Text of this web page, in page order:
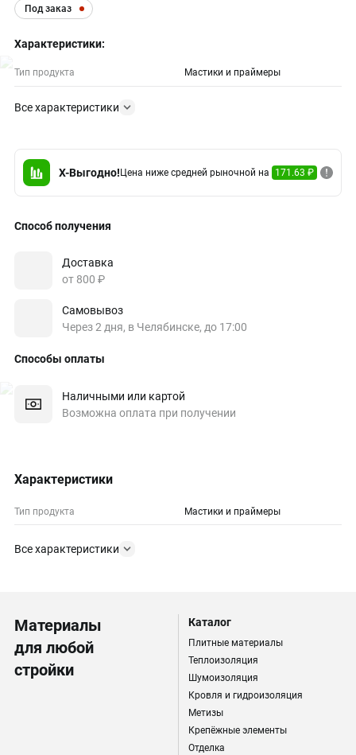
Под заказ
Характеристики:
Тип продукта Мастики и праймеры
Все характеристики
X-Выгодно! Цена ниже средней рыночной на 171.63 ₽
Способ получения
Доставка
от 800 ₽
Самовывоз
Через 2 дня, в Челябинске, до 17:00
Способы оплаты
Наличными или картой
Возможна оплата при получении
Характеристики
Тип продукта Мастики и праймеры
Все характеристики
Материалы
для любой
стройки
Каталог
Плитные материалы
Теплоизоляция
Шумоизоляция
Кровля и гидроизоляция
Метизы
Крепёжные элементы
Отделка